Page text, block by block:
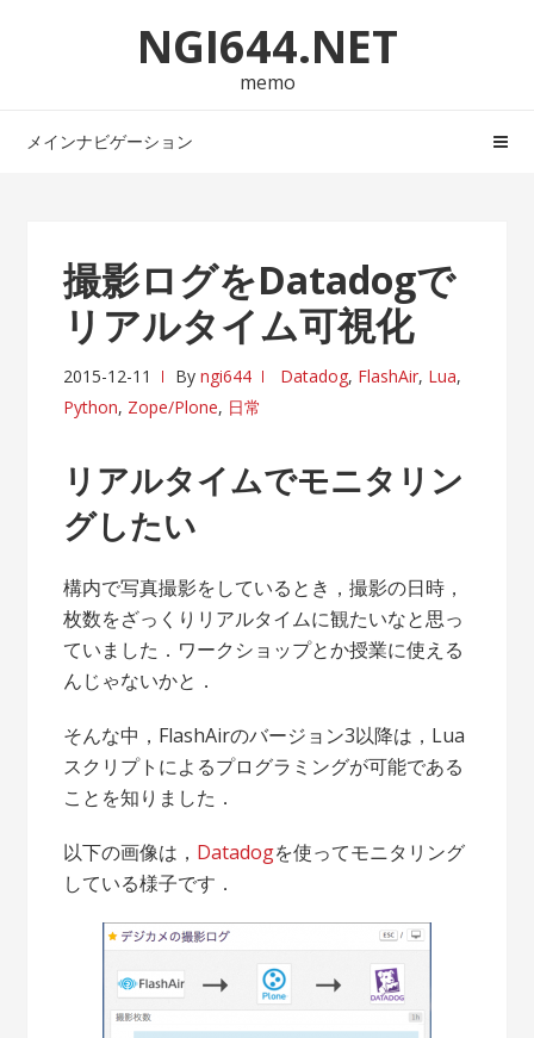
シ
ツ
NGI644.NET
memo
メインナビゲーション
撮影ログをDatadogで
リアルタイム可視化
2015-12-11 Byngi644 Datadog, FlashAir, Lua,
Python, Zope/Plone, 日常
リアルタイムでモニタリン
グしたい
構内で写真撮影をしているとき，撮影の日時，
枚数をざっくりリアルタイムに観たいなと思っ
ていました．ワークショップとか授業に使える
んじゃないかと．
そんな中，FlashAirのバージョン3以降は，Lua
スクリプトによるプログラミングが可能である
ことを知りました．
以下の画像は， Datadogを使ってモニタリング
している様子です．